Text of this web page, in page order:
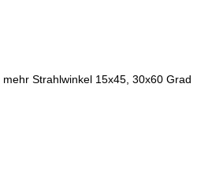
Strahlwinkel 15x45, 30x60 Grad